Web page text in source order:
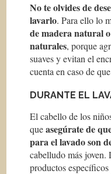
No te olvides de
lavarlo. Para ello lo
de madera natural
naturales, porque
suaves y evitan el
cuenta en caso de
DURANTE EL
El cabello de los
queasegúrate de
para el lavado son
cabelludo más joven.
productos